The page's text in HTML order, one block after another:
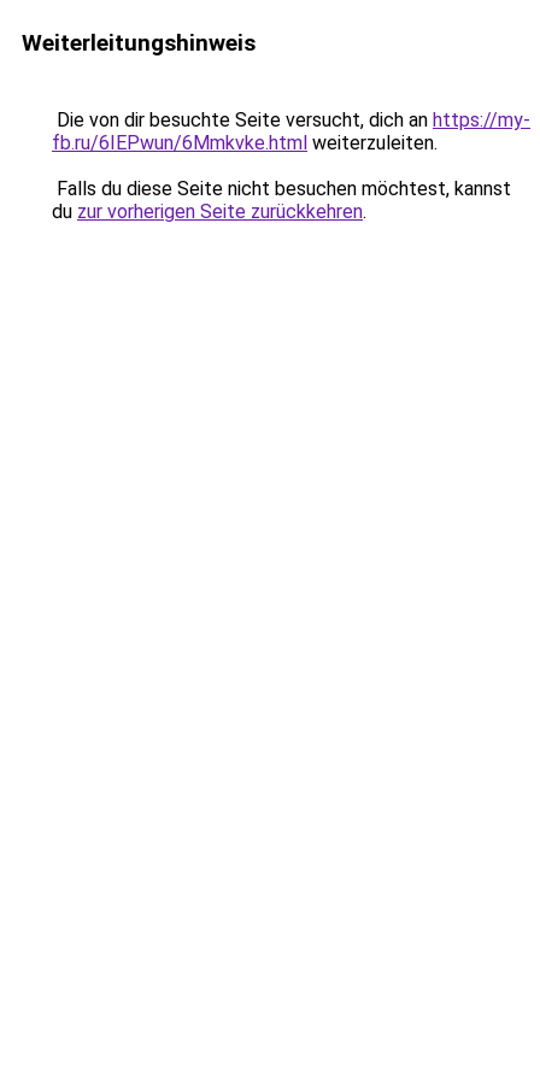
Weiterleitungshinweis
Die von dir besuchte Seite versucht, dich an https://my-
fb.ru/6IEPwun/6Mmkvke.html weiterzuleiten.
Falls du diese Seite nicht besuchen möchtest, kannst
du zur vorherigen Seite zurückkehren.